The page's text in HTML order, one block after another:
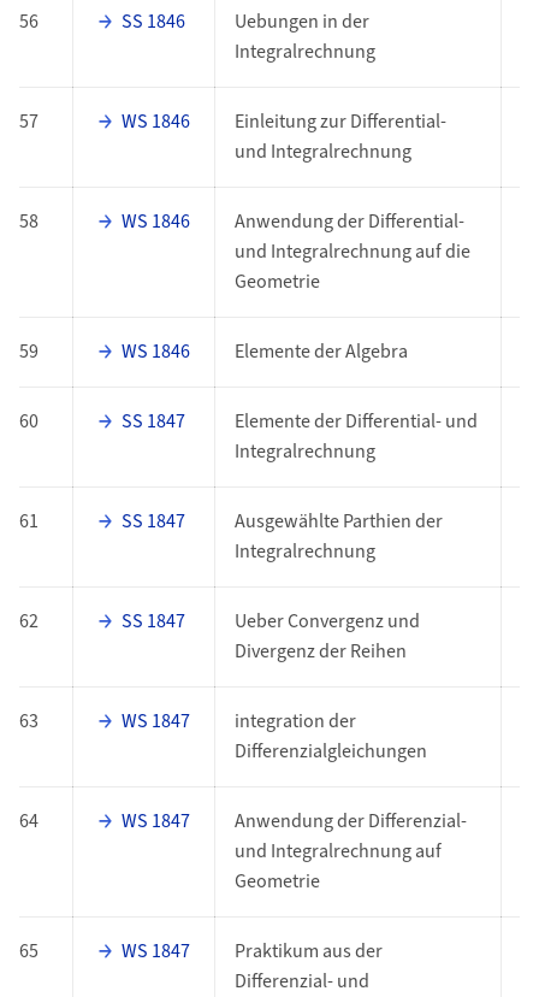
56 SS 1846
Uebungen in der
Integralrechnung
57 WS 1846
Einleitung zur Differential-
und Integralrechnung
58 WS 1846
Anwendung der Differential-
und Integralrechnung auf die
Geometrie
59 WS 1846 Elemente der Algebra
60 SS 1847
Elemente der Differential- und
Integralrechnung
61 SS 1847
Ausgewählte Parthien der
Integralrechnung
62 SS 1847
Ueber Convergenz und
Divergenz der Reihen
63 WS 1847
integration der
Differenzialgleichungen
64 WS 1847
Anwendung der Differenzial-
und Integralrechnung auf
Geometrie
65 WS 1847
Praktikum aus der
Differenzial- und